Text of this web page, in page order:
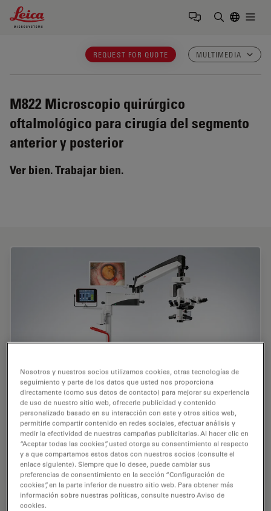
Leica Microsystems Logo
REQUEST FOR QUOTE MULTIMEDIA
M822 Microscopio quirúrgico
oftalmológico para cirugía del segmento
anterior y posterior
Ver bien. Trabajar bien.
Microscopio oftalmológico M822 con estativo de suelo
F20 con frenos mecánicos de fricción y monitor de 24
pulgadas montado en el microscopio
Nosotros y nuestros socios utilizamos cookies, otras tecnologías de
seguimiento y parte de los datos que usted nos proporciona
directamente (como sus datos de contacto) para mejorar su experiencia
de uso de nuestro sitio web, ofrecerle publicidad y contenido
personalizado basado en su interacción con este y otros sitios web,
permitirle compartir contenido en redes sociales, efectuar análisis y
medir la efectividad de nuestras campañas publicitarias. Al hacer clic en
“Aceptar todas las cookies”, usted otorga su consentimiento al respecto
y a que compartamos estos datos con nuestros socios (consulte el
enlace siguiente). Siempre que lo desee, puede cambiar sus
preferencias de consentimiento en la sección “Configuración de
cookies”, en la parte inferior de nuestro sitio web. Para obtener más
información sobre nuestras políticas, consulte nuestro Aviso de
cookies.